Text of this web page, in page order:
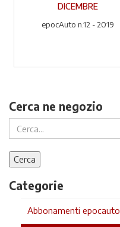
DICEMBRE
epocAuto n.12 - 2019
Cerca ne negozio
Categorie
Abbonamenti epocauto